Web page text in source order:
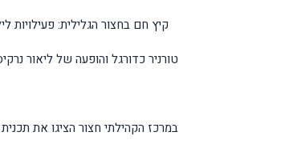
קיץ חם בחצור הגלילית: פעילויות
טורניר כדורגל והופעה של ליאור
במרכז הקהילתי חצור הציגו את